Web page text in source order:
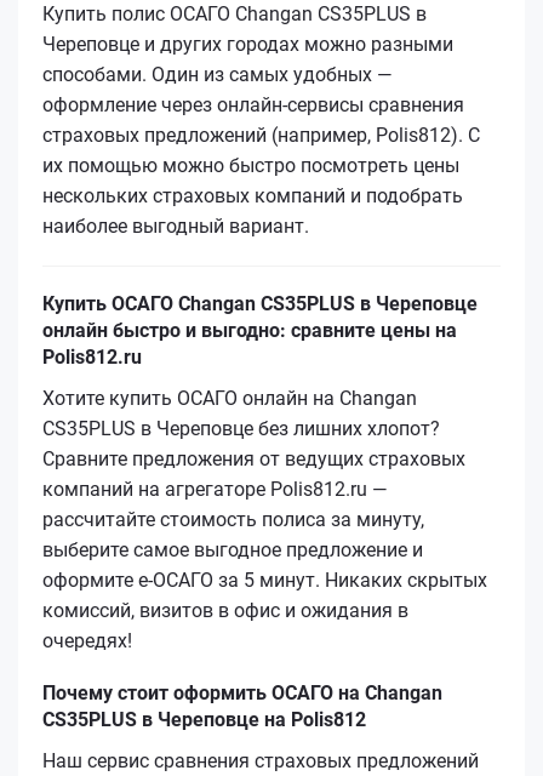
Купить полис ОСАГО Changan CS35PLUS в
Череповце и других городах можно разными
способами. Один из самых удобных —
оформление через онлайн-сервисы сравнения
страховых предложений (например, Polis812). С
их помощью можно быстро посмотреть цены
нескольких страховых компаний и подобрать
наиболее выгодный вариант.
Купить ОСАГО Changan CS35PLUS в Череповце
онлайн быстро и выгодно: сравните цены на
Polis812.ru
Хотите купить ОСАГО онлайн на Changan
CS35PLUS в Череповце без лишних хлопот?
Сравните предложения от ведущих страховых
компаний на агрегаторе Polis812.ru —
рассчитайте стоимость полиса за минуту,
выберите самое выгодное предложение и
оформите е‑ОСАГО за 5 минут. Никаких скрытых
комиссий, визитов в офис и ожидания в
очередях!
Почему стоит оформить ОСАГО на Changan
CS35PLUS в Череповце на Polis812
Наш сервис сравнения страховых предложений